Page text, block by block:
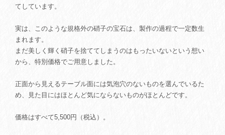
てしています。
実は、このような規格外の硝子の宝石は、製作の過程で一定数生
まれます。
まだ美しく輝く硝子を捨ててしまうのはもったいないという想い
から、特別価格でご用意しました。
正面から見えるテーブル面には気泡穴のないものを選んでいるた
め、見た目にはほとんど気にならないものがほとんどです。
価格はすべて5,500円（税込）。